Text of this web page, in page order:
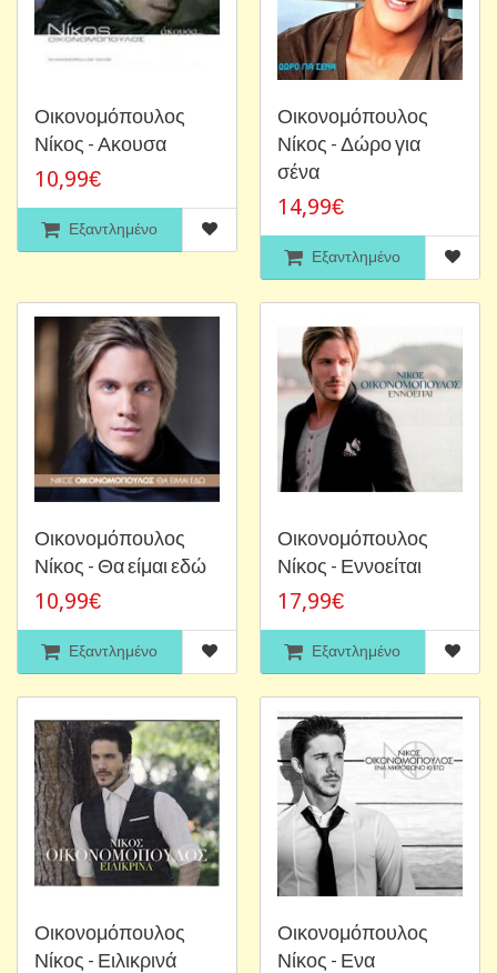
Οικονομόπουλος
Νίκος - Ακουσα
10,99€
Εξαντλημένο
Οικονομόπουλος
Νίκος - Δώρο για
σένα
14,99€
Εξαντλημένο
Οικονομόπουλος
Νίκος - Θα είμαι εδώ
10,99€
Εξαντλημένο
Οικονομόπουλος
Νίκος - Εννοείται
17,99€
Εξαντλημένο
Οικονομόπουλος
Νίκος - Ειλικρινά
Οικονομόπουλος
Νίκος - Ενα